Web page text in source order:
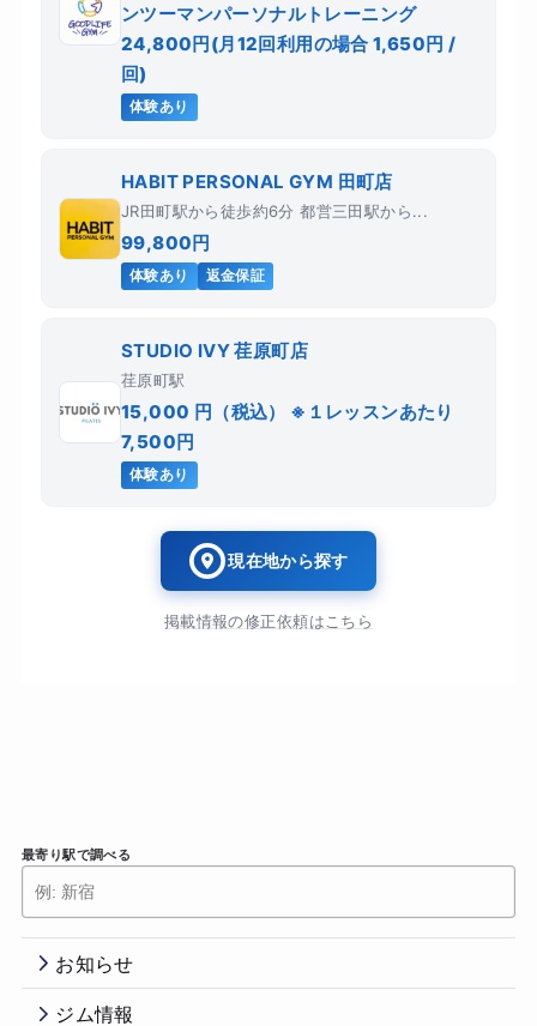
ンツーマンパーソナルトレーニング
24,800円(月12回利用の場合 1,650円 /
回)
体験あり
HABIT PERSONAL GYM 田町店
JR田町駅から徒歩約6分 都営三田駅から...
99,800円
体験あり 返金保証
STUDIO IVY 荏原町店
荏原町駅
15,000 円（税込） ※１レッスンあたり
7,500円
体験あり
現在地から探す
掲載情報の修正依頼はこちら
最寄り駅で調べる
お知らせ
ジム情報